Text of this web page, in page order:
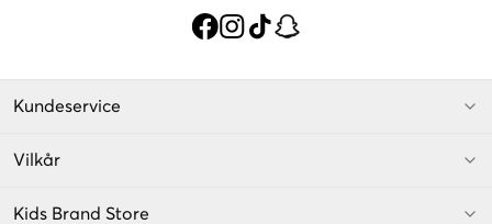
Kundeservice
Vilkår
Kids Brand Store